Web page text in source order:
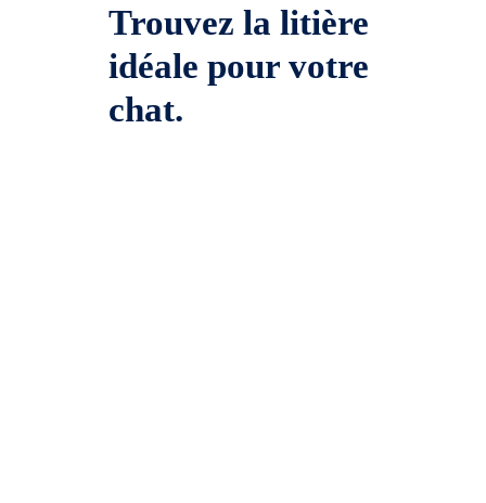
Trouvez la litière
idéale pour votre
chat.